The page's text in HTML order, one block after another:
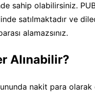
sahip olabilirsiniz.
satılmaktadır ve
alamazsınız.
Alınabilir?
nakit para olarak